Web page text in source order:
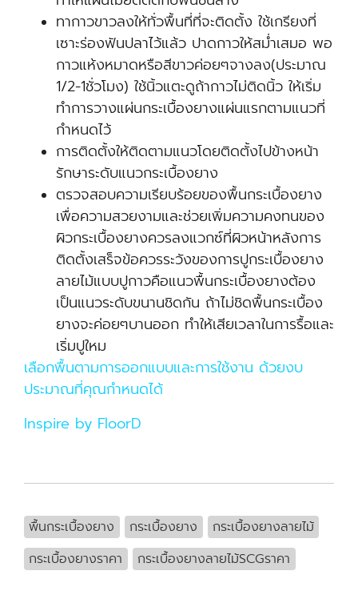
ทากาวขาวลงให้ทั่วพื้นที่ที่จะติดตั้ง ใช้เกรียงที่
เซาะร่องฟันปลาไว้แล้ว ปาดกาวให้สม่ำเสมอ พอ
กาวแห้งหมาดหรือสีขาวค่อยๆจางลง(ประมาณ
1/2-1ชั่วโมง) ใช้นิ้วแตะดูถ้ากาวไม่ติดนิ้ว ให้เริ่ม
ทำการวางแผ่นกระเบื้องยางแผ่นแรกตามแนวที่
กำหนดไว้
การติดตั้งให้ติดตามแนวโดยติดตั้งไปข้างหน้า
รักษาระดับแนวกระเบื้องยาง
ตรวจสอบความเรียบร้อยของพื้นกระเบื้องยาง
เพื่อความสวยงามและช่วยเพิ่มความคงทนของ
ผิวกระเบื้องยางควรลงแวกซ์ที่ผิวหน้าหลังการ
ติดตั้งเสร็จข้อควรระวังของการปูกระเบื้องยาง
ลายไม้แบบปูกาวคือแนวพื้นกระเบื้องยางต้อง
เป็นแนวระดับขนานชิดกัน ถ้าไม่ชิดพื้นกระเบื้อง
ยางจะค่อยๆบานออก ทำให้เสียเวลาในการรื้อและ
เริ่มปูใหม
เลือกพื้นตามการออกแบบและการใช้งาน ด้วยงบ
ประมาณที่คุณกำหนดได้
Inspire by FloorD
พื้นกระเบื้องยาง กระเบื้องยาง
กระเบื้องยางลายไม้
กระเบื้องยางราคา
กระเบื้องยางลายไม้SCGราคา